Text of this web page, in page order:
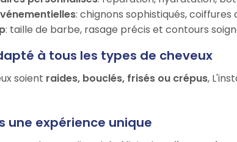
: chignons sophistiqués,
: taille de barbe, rasage précis et contours
à tous les types de cheveux
soient raides, bouclés, frisés ou crépus,
une expérience unique